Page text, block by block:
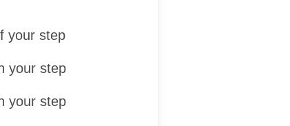
your step
your step
your step